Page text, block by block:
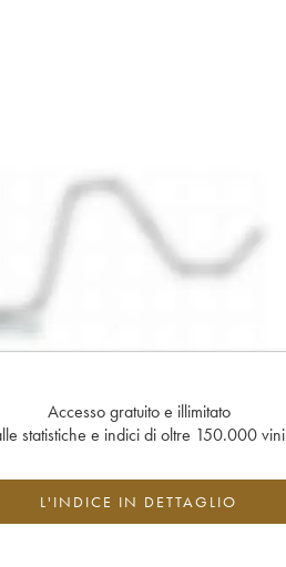
Accesso gratuito e illimitato
statistiche e indici di oltre 150.000 vini
L'INDICE IN DETTAGLIO